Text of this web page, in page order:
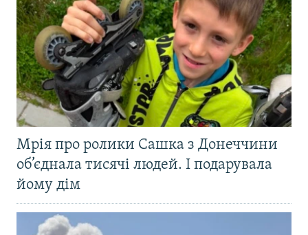
Мрія про ролики Сашка з Донеччини
об’єднала тисячі людей. І подарувала
йому дім